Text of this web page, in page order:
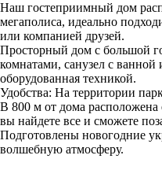
Наш гостеприимный дом
мегаполиса, идеально
или компанией друзей.
Просторный дом с большой
комнатами, санузел с
оборудованная техникой.
Удобства: На территории
В 800 м от дома расположена
вы найдете все и сможете
Подготовлены новогодние
волшебную атмосферу.